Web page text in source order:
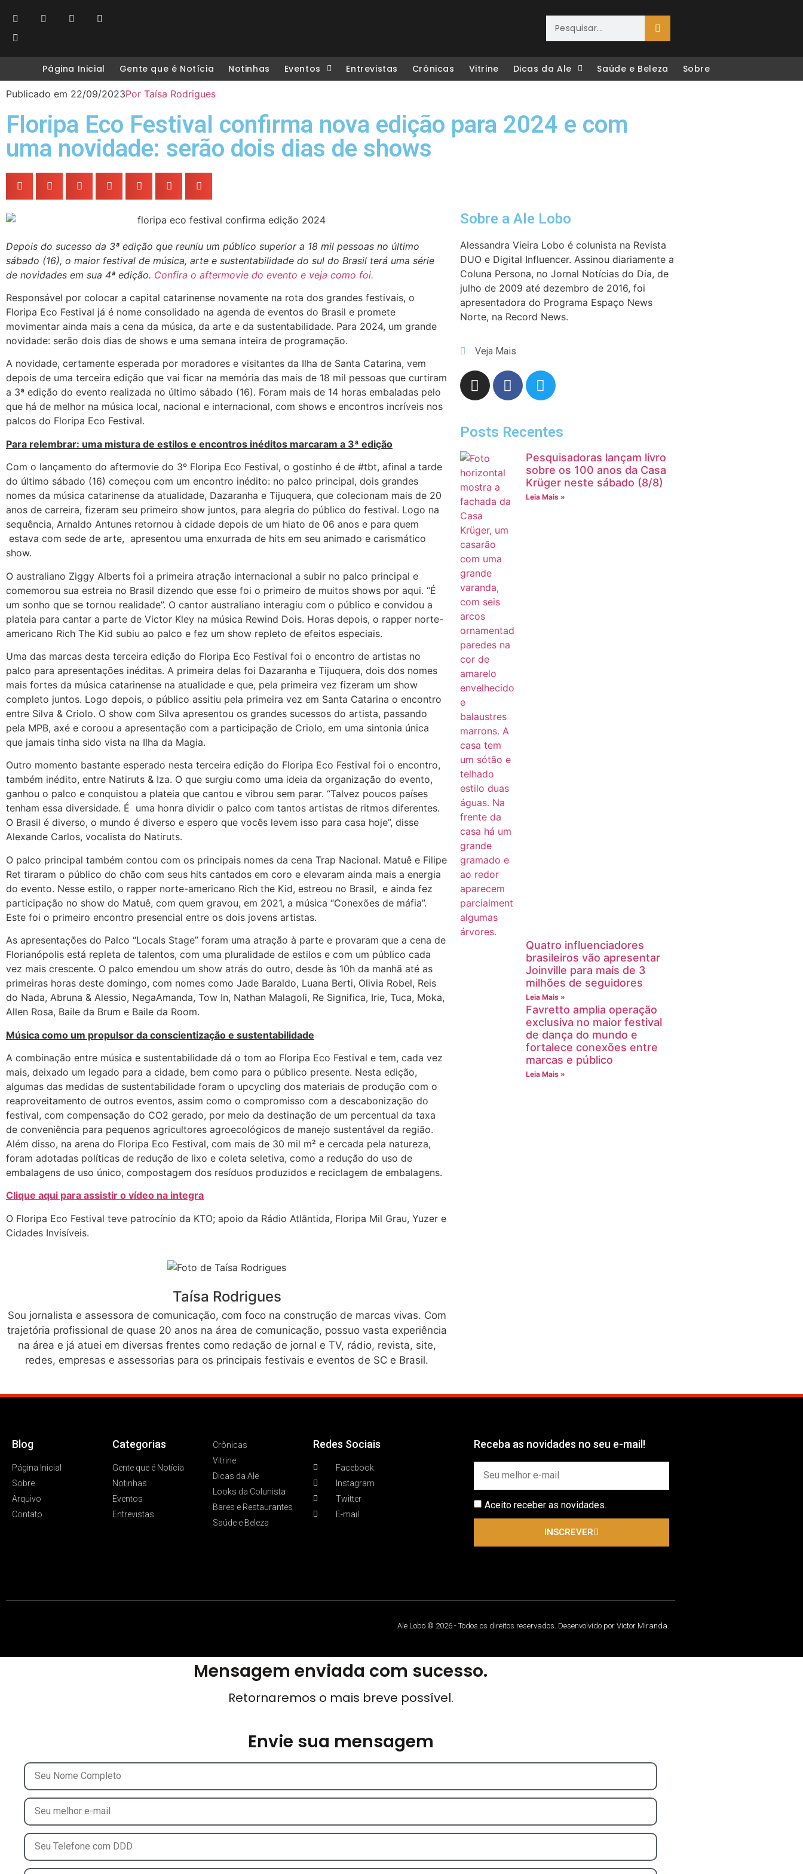
Página Inicial Gente que é Notícia Notinhas Eventos Entrevistas Crônicas Vitrine Dicas da Ale Saúde e Beleza Sobre
Publicado em 22/09/2023Por Taísa Rodrigues
Floripa Eco Festival confirma nova edição para 2024 e com
uma novidade: serão dois dias de shows
Depois do sucesso da 3ª edição que reuniu um público superior a 18 mil pessoas no último
sábado (16), o maior festival de música, arte e sustentabilidade do sul do Brasil terá uma série
de novidades em sua 4ª edição. Confira o aftermovie do evento e veja como foi.
Responsável por colocar a capital catarinense novamente na rota dos grandes festivais, o
Floripa Eco Festival já é nome consolidado na agenda de eventos do Brasil e promete
movimentar ainda mais a cena da música, da arte e da sustentabilidade. Para 2024, um grande
novidade: serão dois dias de shows e uma semana inteira de programação.
A novidade, certamente esperada por moradores e visitantes da Ilha de Santa Catarina, vem
depois de uma terceira edição que vai ficar na memória das mais de 18 mil pessoas que curtiram
a 3ª edição do evento realizada no último sábado (16). Foram mais de 14 horas embaladas pelo
que há de melhor na música local, nacional e internacional, com shows e encontros incríveis nos
palcos do Floripa Eco Festival.
Para relembrar: uma mistura de estilos e encontros inéditos marcaram a 3ª edição
Com o lançamento do aftermovie do 3º Floripa Eco Festival, o gostinho é de #tbt, afinal a tarde
do último sábado (16) começou com um encontro inédito: no palco principal, dois grandes
nomes da música catarinense da atualidade, Dazaranha e Tijuquera, que colecionam mais de 20
anos de carreira, fizeram seu primeiro show juntos, para alegria do público do festival. Logo na
sequência, Arnaldo Antunes retornou à cidade depois de um hiato de 06 anos e para quem
estava com sede de arte, apresentou uma enxurrada de hits em seu animado e carismático
show.
O australiano Ziggy Alberts foi a primeira atração internacional a subir no palco principal e
comemorou sua estreia no Brasil dizendo que esse foi o primeiro de muitos shows por aqui. “É
um sonho que se tornou realidade”. O cantor australiano interagiu com o público e convidou a
plateia para cantar a parte de Victor Kley na música Rewind Dois. Horas depois, o rapper norte-
americano Rich The Kid subiu ao palco e fez um show repleto de efeitos especiais.
Uma das marcas desta terceira edição do Floripa Eco Festival foi o encontro de artistas no
palco para apresentações inéditas. A primeira delas foi Dazaranha e Tijuquera, dois dos nomes
mais fortes da música catarinense na atualidade e que, pela primeira vez fizeram um show
completo juntos. Logo depois, o público assitiu pela primeira vez em Santa Catarina o encontro
entre Silva & Criolo. O show com Silva apresentou os grandes sucessos do artista, passando
pela MPB, axé e coroou a apresentação com a participação de Criolo, em uma sintonia única
que jamais tinha sido vista na Ilha da Magia.
Outro momento bastante esperado nesta terceira edição do Floripa Eco Festival foi o encontro,
também inédito, entre Natiruts & Iza. O que surgiu como uma ideia da organização do evento,
ganhou o palco e conquistou a plateia que cantou e vibrou sem parar. “Talvez poucos países
tenham essa diversidade. É uma honra dividir o palco com tantos artistas de ritmos diferentes.
O Brasil é diverso, o mundo é diverso e espero que vocês levem isso para casa hoje”, disse
Alexande Carlos, vocalista do Natiruts.
O palco principal também contou com os principais nomes da cena Trap Nacional. Matuê e Filipe
Ret tiraram o público do chão com seus hits cantados em coro e elevaram ainda mais a energia
do evento. Nesse estilo, o rapper norte-americano Rich the Kid, estreou no Brasil, e ainda fez
participação no show do Matuê, com quem gravou, em 2021, a música “Conexões de máfia”.
Este foi o primeiro encontro presencial entre os dois jovens artistas.
As apresentações do Palco “Locals Stage” foram uma atração à parte e provaram que a cena de
Florianópolis está repleta de talentos, com uma pluralidade de estilos e com um público cada
vez mais crescente. O palco emendou um show atrás do outro, desde às 10h da manhã até as
primeiras horas deste domingo, com nomes como Jade Baraldo, Luana Berti, Olivia Robel, Reis
do Nada, Abruna & Alessio, NegaAmanda, Tow In, Nathan Malagoli, Re Significa, Irie, Tuca, Moka,
Allen Rosa, Baile da Brum e Baile da Room.
Música como um propulsor da conscientização e sustentabilidade
A combinação entre música e sustentabilidade dá o tom ao Floripa Eco Festival e tem, cada vez
mais, deixado um legado para a cidade, bem como para o público presente. Nesta edição,
algumas das medidas de sustentabilidade foram o upcycling dos materiais de produção com o
reaproveitamento de outros eventos, assim como o compromisso com a descabonização do
festival, com compensação do CO2 gerado, por meio da destinação de um percentual da taxa
de conveniência para pequenos agricultores agroecológicos de manejo sustentável da região.
Além disso, na arena do Floripa Eco Festival, com mais de 30 mil m² e cercada pela natureza,
foram adotadas políticas de redução de lixo e coleta seletiva, como a redução do uso de
embalagens de uso único, compostagem dos resíduos produzidos e reciclagem de embalagens.
Clique aqui para assistir o vídeo na integra
O Floripa Eco Festival teve patrocínio da KTO; apoio da Rádio Atlântida, Floripa Mil Grau, Yuzer e
Cidades Invisíveis.
Taísa Rodrigues
Sou jornalista e assessora de comunicação, com foco na construção de marcas vivas. Com
trajetória profissional de quase 20 anos na área de comunicação, possuo vasta experiência
na área e já atuei em diversas frentes como redação de jornal e TV, rádio, revista, site,
redes, empresas e assessorias para os principais festivais e eventos de SC e Brasil.
Sobre a Ale Lobo
Alessandra Vieira Lobo é colunista na Revista
DUO e Digital Influencer. Assinou diariamente a
Coluna Persona, no Jornal Notícias do Dia, de
julho de 2009 até dezembro de 2016, foi
apresentadora do Programa Espaço News
Norte, na Record News.
Veja Mais
Posts Recentes
Pesquisadoras lançam livro
sobre os 100 anos da Casa
Krüger neste sábado (8/8)
Leia Mais »
Quatro influenciadores
brasileiros vão apresentar
Joinville para mais de 3
milhões de seguidores
Leia Mais »
Favretto amplia operação
exclusiva no maior festival
de dança do mundo e
fortalece conexões entre
marcas e público
Leia Mais »
Blog
Página Inicial
Sobre
Arquivo
Contato
Categorias
Gente que é Notícia
Notinhas
Eventos
Entrevistas
Crônicas
Vitrine
Dicas da Ale
Looks da Colunista
Bares e Restaurantes
Saúde e Beleza
Redes Sociais
Facebook
Instagram
Twitter
E-mail
Receba as novidades no seu e-mail!
Aceito receber as novidades.
INSCREVER
Ale Lobo © 2026 - Todos os direitos reservados. Desenvolvido por Victor Miranda.
Mensagem enviada com sucesso.
Retornaremos o mais breve possível.
Envie sua mensagem